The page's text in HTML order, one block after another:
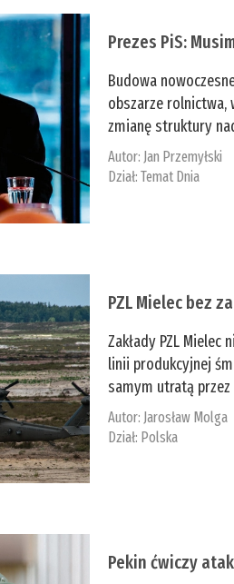
Prezes PiS:
Budowa
obszarze rolnictwa,
zmianę struktury
Autor: Jan Przemyłski
Dział:Temat Dnia
PZL Mielec bez
Zakłady PZL
linii produkcyjnej
samym utratą
Autor: Jarosław Molga
Dział: Polska
Pekin ćwiczy